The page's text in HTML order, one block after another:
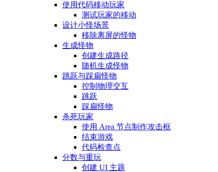
使用代码移动玩家
测试玩家的移动
设计小怪场景
移除离屏的怪物
生成怪物
创建生成路径
随机生成怪物
跳跃与踩扁怪物
控制物理交互
跳跃
踩扁怪物
杀死玩家
使用 Area 节点制作攻击框
结束游戏
代码检查点
分数与重玩
创建 UI 主题